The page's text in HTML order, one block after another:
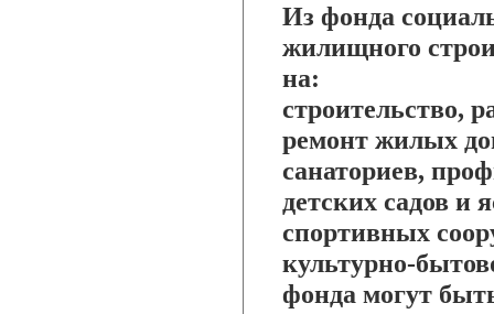
Из фонда
жилищного
на:
строительство,
ремонт жилых
санаториев,
детских садов и
спортивных
культурно-
фонда могут